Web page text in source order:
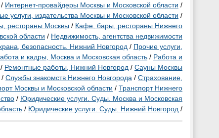
/ Интернет-провайдеры Москвы и Московской области /
услуги, издательства Москвы и Московской области /
рестораны Москвы / Кафе, бары, рестораны Нижнего
области / Недвижимость, агентства недвижимости
безопасность. Нижний Новгород / Прочие услуги,
и кадры, Москва и Московская область / Работа и
/ Ремонтные работы, Нижний Новгород / Сауны Москвы
/ Службы знакомств Нижнего Новгорода / Страхование,
Москвы и Московской области / Транспорт Нижнего
/ Юридические услуги. Суды. Москва и Московская
/ Юридические услуги. Суды. Нижний Новгород /